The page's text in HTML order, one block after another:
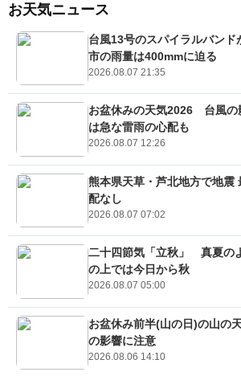
お天気ニュース
台風13号のスパイラルバン
市の雨量は400mmに迫る
2026.08.07 21:35
お盆休みの天気2026 台風
は急な雷雨の心配も
2026.08.07 12:26
熊本県天草・芦北地方で地震
配なし
2026.08.07 07:02
二十四節気「立秋」 真夏の
の上では今日から秋
2026.08.07 05:00
お盆休み前半(山の日)の山の
の影響に注意
2026.08.06 14:10